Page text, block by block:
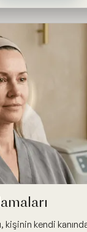
kişinin kendi